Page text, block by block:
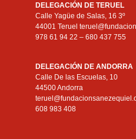
DELEGACIÓN DE TERUEL
Calle Yagüe de Salas, 16 3º
44001 Teruel
978 61 94 22 – 680 437 755
DELEGACIÓN DE ANDORRA
Calle De las Escuelas, 10
44500 Andorra
608 983 408